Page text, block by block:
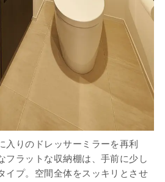
入りのドレッサーミラーを再利
フラットな収納棚は、手前に少し
イプ。空間全体をスッキリとさせ